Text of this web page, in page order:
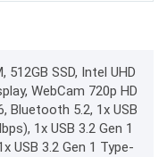
512GB SSD, Intel UHD
WebCam 720p HD
Bluetooth 5.2, 1x USB
1x USB 3.2 Gen 1
USB 3.2 Gen 1 Type-